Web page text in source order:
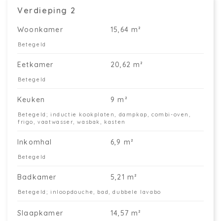
Verdieping 2
Woonkamer 15,64 m²
Betegeld
Eetkamer 20,62 m²
Betegeld
Keuken 9 m²
Betegeld; inductie kookplaten, dampkap, combi-oven,
frigo, vaatwasser, wasbak, kasten
Inkomhal 6,9 m²
Betegeld
Badkamer 5,21 m²
Betegeld; inloopdouche, bad, dubbele lavabo
Slaapkamer 14,57 m²